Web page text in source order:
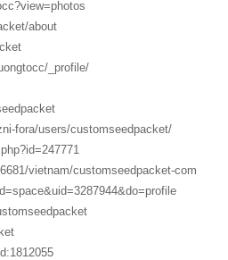
about
_profile/
fora/users/customseedpacket/
vietnam/customseedpacket-com